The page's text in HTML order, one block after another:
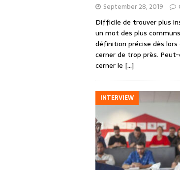
September 28, 2019
Difficile de trouver plus
un mot des plus
définition précise dès lors
cerner de trop près. Peut-
cerner le […]
INTERVIEW